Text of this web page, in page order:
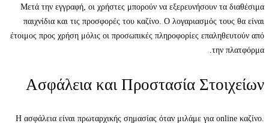
Μετά την εγγραφή, οι χρήστες μπορούν να εξερευνήσουν τα διαθέσιμα
παιχνίδια και τις προσφορές του καζίνο. Ο λογαριασμός τους θα είναι
έτοιμος προς χρήση μόλις οι προσωπικές πληροφορίες επαληθευτούν από
την πλατφόρμα.
Ασφάλεια και Προστασία Στοιχείων
Η ασφάλεια είναι πρωταρχικής σημασίας όταν μιλάμε για online καζίνο.